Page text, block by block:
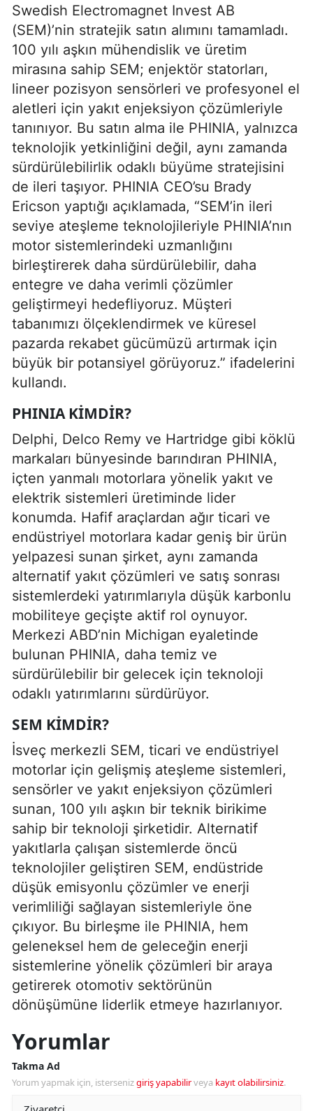
Swedish Electromagnet Invest AB
(SEM)’nin stratejik satın alımını tamamladı.
100 yılı aşkın mühendislik ve üretim
mirasına sahip SEM; enjektör statorları,
lineer pozisyon sensörleri ve profesyonel el
aletleri için yakıt enjeksiyon çözümleriyle
tanınıyor. Bu satın alma ile PHINIA, yalnızca
teknolojik yetkinliğini değil, aynı zamanda
sürdürülebilirlik odaklı büyüme stratejisini
de ileri taşıyor. PHINIA CEO’su Brady
Ericson yaptığı açıklamada, “SEM’in ileri
seviye ateşleme teknolojileriyle PHINIA’nın
motor sistemlerindeki uzmanlığını
birleştirerek daha sürdürülebilir, daha
entegre ve daha verimli çözümler
geliştirmeyi hedefliyoruz. Müşteri
tabanımızı ölçeklendirmek ve küresel
pazarda rekabet gücümüzü artırmak için
büyük bir potansiyel görüyoruz.” ifadelerini
kullandı.
PHINIA KIMDIR?
Delphi, Delco Remy ve Hartridge gibi köklü
markaları bünyesinde barındıran PHINIA,
içten yanmalı motorlara yönelik yakıt ve
elektrik sistemleri üretiminde lider
konumda. Hafif araçlardan ağır ticari ve
endüstriyel motorlara kadar geniş bir ürün
yelpazesi sunan şirket, aynı zamanda
alternatif yakıt çözümleri ve satış sonrası
sistemlerdeki yatırımlarıyla düşük karbonlu
mobiliteye geçişte aktif rol oynuyor.
Merkezi ABD’nin Michigan eyaletinde
bulunan PHINIA, daha temiz ve
sürdürülebilir bir gelecek için teknoloji
odaklı yatırımlarını sürdürüyor.
SEM KIMDIR?
İsveç merkezli SEM, ticari ve endüstriyel
motorlar için gelişmiş ateşleme sistemleri,
sensörler ve yakıt enjeksiyon çözümleri
sunan, 100 yılı aşkın bir teknik birikime
sahip bir teknoloji şirketidir. Alternatif
yakıtlarla çalışan sistemlerde öncü
teknolojiler geliştiren SEM, endüstride
düşük emisyonlu çözümler ve enerji
verimliliği sağlayan sistemleriyle öne
çıkıyor. Bu birleşme ile PHINIA, hem
geleneksel hem de geleceğin enerji
sistemlerine yönelik çözümleri bir araya
getirerek otomotiv sektörünün
dönüşümüne liderlik etmeye hazırlanıyor.
Yorumlar
Takma Ad
Yorum yapmak için, istersenizgiriş yapabilirveya kayıt olabilirsiniz.